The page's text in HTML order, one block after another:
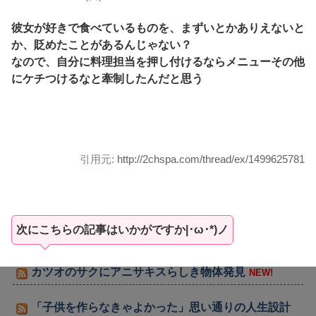
彼女が好きで食べているものを、まずいとかありえないと
か、貶めたことがあるんじゃない？
なので、自分に料理担当を押し付けるならメニューその他
にケチつけるなと牽制したんだと思う
引用元: http://2chspa.com/thread/ex/1499625781
次にこちらの記事はいかがですか|･ω･*)ノ
カツオのサクにアニサキスらしき物体発見 NEW!
「子供を作らなきゃよかった」思い通りの人生設計